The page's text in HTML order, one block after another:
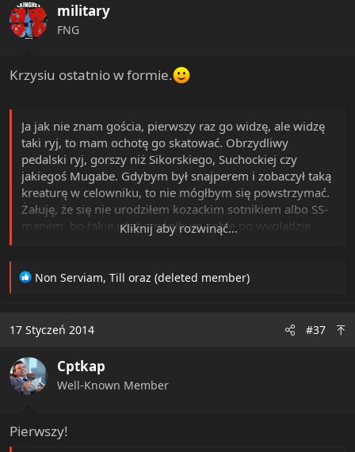
o
n
s
military
FNG
Krzysiu ostatnio w formie.
Ja jak nie znam gościa, pierwszy raz go widzę, ale widzę
taki ryj, to mam ochotę go skatować. Obrzydliwy
pedalski ryj, gorszy niż Sikorskiego, Suchockiej czy
jakiegoś Mugabe. Gdybym był snajperem i zobaczył taką
kreaturę w celowniku, to nie mógłbym się powstrzymać.
Żałuję, że się nie urodziłem kozackim sotnikiem albo SS-
manem, bo takie istoty mógłbym sobie po wyglądzie
Kliknij aby rozwinąć...
R
t
o
n
s
Non Serviam, Till oraz (deleted member)
17 Styczeń 2014 #37
Cptkap
Well-Known Member
Pierwszy!